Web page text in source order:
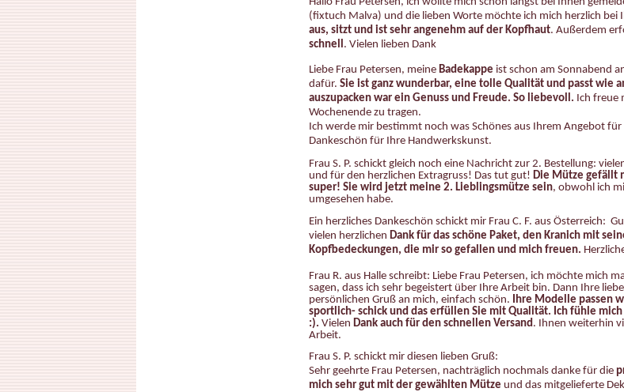
(fixtuch Malva) und die lieben Worte möchte ich mich herzlich bei
aus, sitzt und ist sehr angenehm auf der Kopfhaut. Außerdem
schnell. Vielen lieben Dank
Liebe Frau Petersen, meine Badekappe ist schon am Sonnabend
dafür. Sie ist ganz wunderbar, eine tolle Qualität und passt wie
auszupacken war ein Genuss und Freude. So liebevoll. Ich freue
Wochenende zu tragen.
Ich werde mir bestimmt noch was Schönes aus Ihrem Angebot
Dankeschön für Ihre Handwerkskunst.
Frau S. P. schickt gleich noch eine Nachricht zur 2. Bestellung:
und für den herzlichen Extragruss! Das tut gut! Die Mütze gefällt
super! Sie wird jetzt meine 2. Lieblingsmütze sein, obwohl ich
umgesehen habe.
Ein herzliches Dankeschön schickt mir Frau C. F. aus Österreich:
vielen herzlichen Dank für das schöne Paket, den Kranich mit
Kopfbedeckungen, die mir so gefallen und mich freuen.
Frau R. aus Halle schreibt: Liebe Frau Petersen, ich möchte mich
sagen, dass ich sehr begeistert über Ihre Arbeit bin. Dann Ihre
persönlichen Gruß an mich, einfach schön. Ihre Modelle passen
sportlich- schick und das erfüllen Sie mit Qualität. Ich fühle mich
:). Vielen Dank auch für den schnellen Versand. Ihnen weiterhin
Arbeit.
Frau S. P. schickt mir diesen lieben Gruß:
Sehr geehrte Frau Petersen, nachträglich nochmals danke für die
mich sehr gut mit der gewählten Mütze und das mitgelieferte